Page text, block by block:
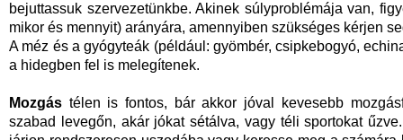
bejuttassuk szervezetünkbe. Akinek súlyproblémája van,
mikor és mennyit) arányára, amennyiben szükséges kérjen
A méz és a gyógyteák (például: gyömbér, csipkebogyó,
a hidegben fel is melegítenek.
Mozgás télen is fontos, bár akkor jóval kevesebb
szabad levegőn, akár jókat sétálva, vagy téli sportokat